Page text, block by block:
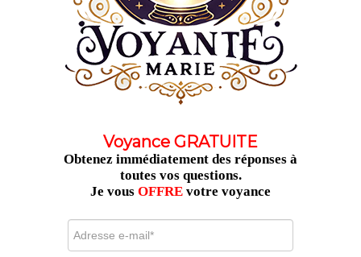
Voyance GRATUITE
Obtenez immédiatement des réponses à
toutes vos questions.
Je vousOFFRE votre voyance